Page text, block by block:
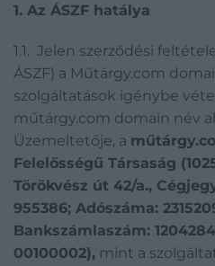
1. Az ÁSZF hatálya
1.1. Jelen szerződési
ÁSZF) a Műtárgy.com
szolgáltatások igénybe
műtárgy.com domain név
Üzemeltetője, a
Felelősségű Társaság
Törökvész út 42/a.,
955386; Adószáma:
Bankszámlaszám:
00100002), mint a